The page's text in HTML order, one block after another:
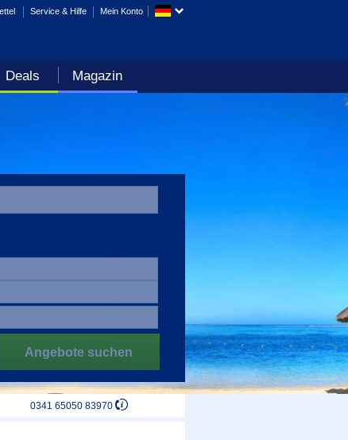
Deals Magazin
Service & Hilfe Mein Konto
Angebote suchen
0341 65050 83970